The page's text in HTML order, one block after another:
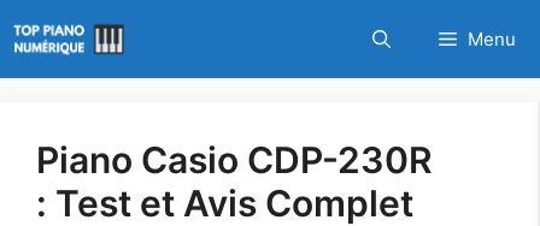
au
contenu
Menu
Piano Casio CDP-230R
: Test et Avis Complet